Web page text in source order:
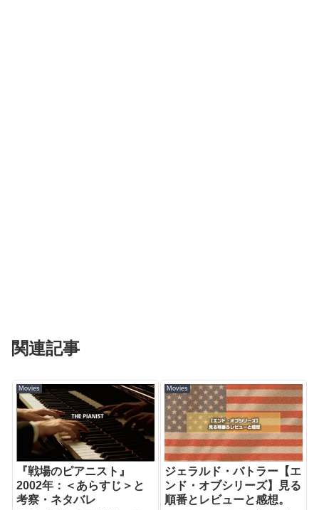
関連記事
Movies
『戦場のピアニスト』
2002年：＜あらすじ＞と
考察・ネタバレ
Movies
ジェラルド・バトラー【エ
ンド・オブシリーズ】見る
順番とレビューと感想。